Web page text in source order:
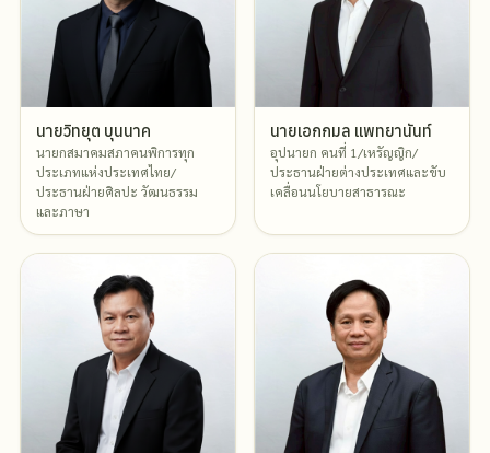
นายวิทยุต บุนนาค
นายกสมาคมสภาคนพิการทุก
ประเภทแห่งประเทศไทย/
ประธานฝ่ายศิลปะ วัฒนธรรม
และภาษา
นายเอกกมล แพทยานันท์
อุปนายก คนที่ 1/เหรัญญิก/
ประธานฝ่ายต่างประเทศและขับ
เคลื่อนนโยบายสาธารณะ